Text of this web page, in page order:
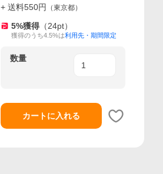
+ 送料550円 （東京都）
5%獲得 （24pt）
獲得のうち4.5%は利用先・期間限定
数量
カートに入れる